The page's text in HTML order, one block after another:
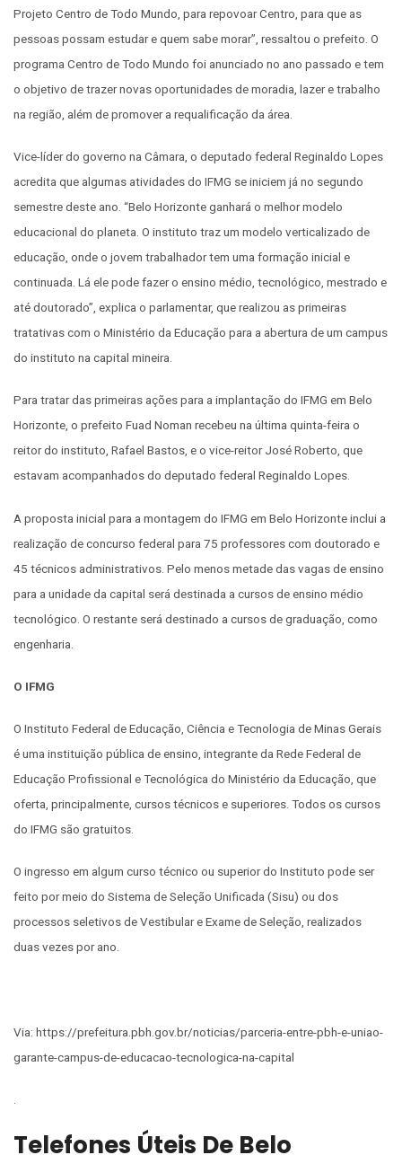
Projeto Centro de Todo Mundo, para repovoar Centro, para que as
pessoas possam estudar e quem sabe morar”, ressaltou o prefeito. O
programa Centro de Todo Mundo foi anunciado no ano passado e tem
o objetivo de trazer novas oportunidades de moradia, lazer e trabalho
na região, além de promover a requalificação da área.
Vice-líder do governo na Câmara, o deputado federal Reginaldo Lopes
acredita que algumas atividades do IFMG se iniciem já no segundo
semestre deste ano. “Belo Horizonte ganhará o melhor modelo
educacional do planeta. O instituto traz um modelo verticalizado de
educação, onde o jovem trabalhador tem uma formação inicial e
continuada. Lá ele pode fazer o ensino médio, tecnológico, mestrado e
até doutorado”, explica o parlamentar, que realizou as primeiras
tratativas com o Ministério da Educação para a abertura de um campus
do instituto na capital mineira.
Para tratar das primeiras ações para a implantação do IFMG em Belo
Horizonte, o prefeito Fuad Noman recebeu na última quinta-feira o
reitor do instituto, Rafael Bastos, e o vice-reitor José Roberto, que
estavam acompanhados do deputado federal Reginaldo Lopes.
A proposta inicial para a montagem do IFMG em Belo Horizonte inclui a
realização de concurso federal para 75 professores com doutorado e
45 técnicos administrativos. Pelo menos metade das vagas de ensino
para a unidade da capital será destinada a cursos de ensino médio
tecnológico. O restante será destinado a cursos de graduação, como
engenharia.
O IFMG
O Instituto Federal de Educação, Ciência e Tecnologia de Minas Gerais
é uma instituição pública de ensino, integrante da Rede Federal de
Educação Profissional e Tecnológica do Ministério da Educação, que
oferta, principalmente, cursos técnicos e superiores. Todos os cursos
do IFMG são gratuitos.
O ingresso em algum curso técnico ou superior do Instituto pode ser
feito por meio do Sistema de Seleção Unificada (Sisu) ou dos
processos seletivos de Vestibular e Exame de Seleção, realizados
duas vezes por ano.
Via: https://prefeitura.pbh.gov.br/noticias/parceria-entre-pbh-e-uniao-
garante-campus-de-educacao-tecnologica-na-capital
Telefones Úteis De Belo